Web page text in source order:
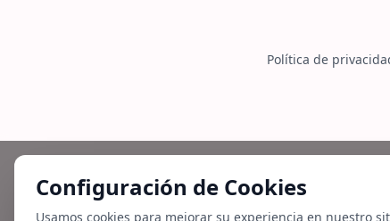
Política de
Configuración de Cookies
Usamos cookies para mejorar su experiencia en nuestro